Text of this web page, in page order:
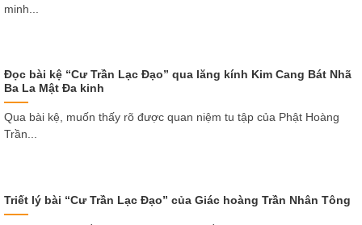
minh...
Đọc bài kệ “Cư Trần Lạc Đạo” qua lăng kính Kim Cang Bát Nhã
Ba La Mật Đa kinh
Qua bài kệ, muốn thấy rõ được quan niệm tu tập của Phật Hoàng
Trần...
Triết lý bài “Cư Trần Lạc Đạo” của Giác hoàng Trần Nhân Tông